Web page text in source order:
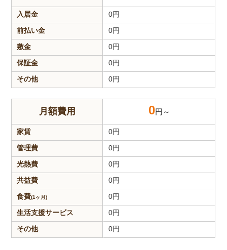
入居金
前払い金
敷金
保証金
その他
0円
0円
0円
0円
0円
月額費用 0円～
家賃
管理費
光熱費
共益費
食費(1ヶ月)
生活支援サービス
その他
0円
0円
0円
0円
0円
0円
0円